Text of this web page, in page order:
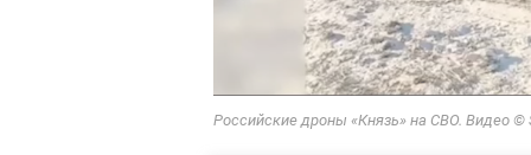
Российские дроны «Князь» на СВО. Видео ©